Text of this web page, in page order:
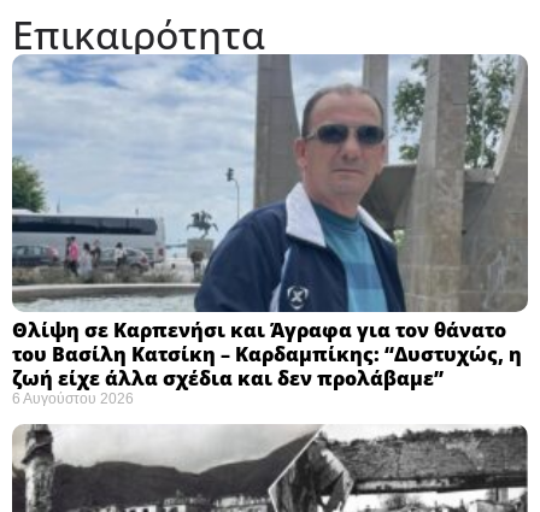
Επικαιρότητα
Θλίψη σε Καρπενήσι και Άγραφα για τον θάνατο
του Βασίλη Κατσίκη – Καρδαμπίκης: “Δυστυχώς, η
ζωή είχε άλλα σχέδια και δεν προλάβαμε”
6 Αυγούστου 2026